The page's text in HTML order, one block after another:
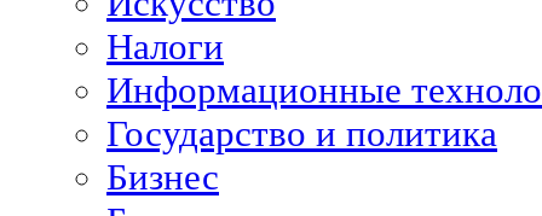
Налоги
Информационные
Государство и политика
Бизнес